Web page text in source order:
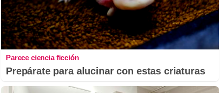
Parece ciencia ficción
Prepárate para alucinar con estas criaturas